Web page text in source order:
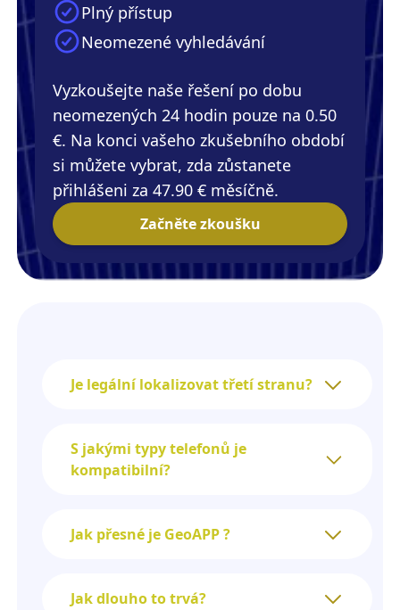
Plný přístup
Neomezené vyhledávání
Vyzkoušejte naše řešení po dobu
neomezených 24 hodin pouze na 0.50
€. Na konci vašeho zkušebního období
si můžete vybrat, zda zůstanete
přihlášeni za 47.90 € měsíčně.
Začněte zkoušku
Je legální lokalizovat třetí stranu?
S jakými typy telefonů je
kompatibilní?
Jak přesné je GeoAPP ?
Jak dlouho to trvá?